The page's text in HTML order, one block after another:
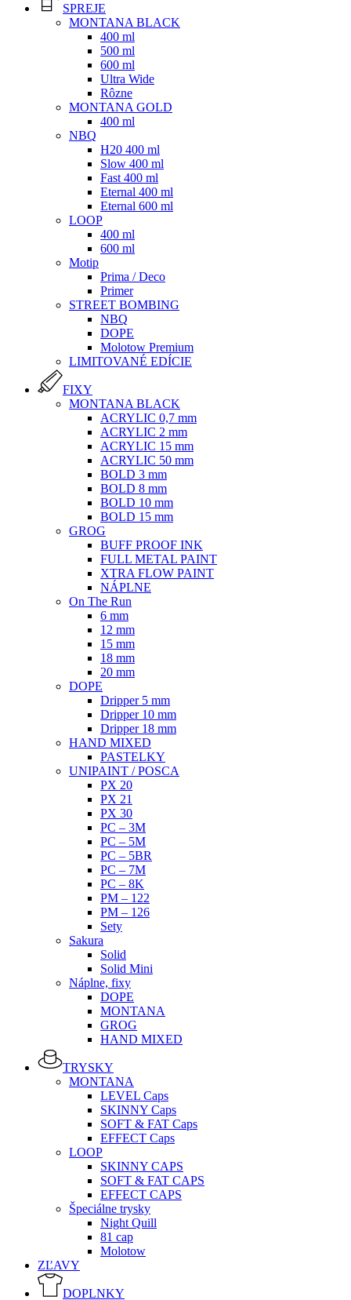
Menu
SPREJE
MONTANA BLACK
400 ml
500 ml
600 ml
Ultra Wide
Rôzne
MONTANA GOLD
400 ml
NBQ
H20 400 ml
Slow 400 ml
Fast 400 ml
Eternal 400 ml
Eternal 600 ml
LOOP
400 ml
600 ml
Motip
Prima / Deco
Primer
STREET BOMBING
NBQ
DOPE
Molotow Premium
LIMITOVANÉ EDÍCIE
FIXY
MONTANA BLACK
ACRYLIC 0,7 mm
ACRYLIC 2 mm
ACRYLIC 15 mm
ACRYLIC 50 mm
BOLD 3 mm
BOLD 8 mm
BOLD 10 mm
BOLD 15 mm
GROG
BUFF PROOF INK
FULL METAL PAINT
XTRA FLOW PAINT
NÁPLNE
On The Run
6 mm
12 mm
15 mm
18 mm
20 mm
DOPE
Dripper 5 mm
Dripper 10 mm
Dripper 18 mm
HAND MIXED
PASTELKY
UNIPAINT / POSCA
PX 20
PX 21
PX 30
PC – 3M
PC – 5M
PC – 5BR
PC – 7M
PC – 8K
PM – 122
PM – 126
Sety
Sakura
Solid
Solid Mini
Náplne, fixy
DOPE
MONTANA
GROG
HAND MIXED
TRYSKY
MONTANA
LEVEL Caps
SKINNY Caps
SOFT & FAT Caps
EFFECT Caps
LOOP
SKINNY CAPS
SOFT & FAT CAPS
EFFECT CAPS
Špeciálne trysky
Night Quill
81 cap
Molotow
ZĽAVY
DOPLNKY